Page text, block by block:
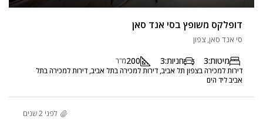
דופלקס משופץ בסי אנד סאן
סי אנד סאן, צפון
מיטות:3 חניות:3
200מ"ר
דירות למכירה בצפון תל אביב, דירות למכירה בתל אביב, דירות למכירה בתל
אביב ליד הים
לפני 2 שנים